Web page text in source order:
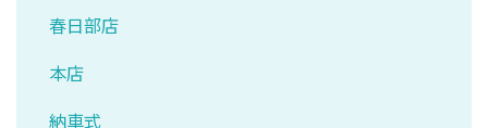
春日部店
本店
納車式